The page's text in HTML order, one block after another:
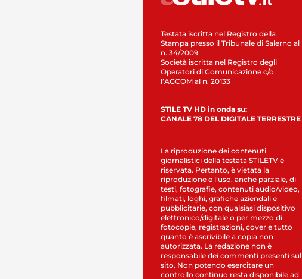
Testata iscritta nel Registro della
Stampa presso il Tribunale di Salerno al
n. 34/2009
Società iscritta nel Registro degli
Operatori di Comunicazione c/o
l’AGCOM al n. 20133
STILE TV HD in onda su:
CANALE 78 DEL DIGITALE TERRESTRE
La riproduzione dei contenuti
giornalistici della testata STILETV è
riservata. Pertanto, è vietata la
riproduzione e l’uso, anche parziale, di
testi, fotografie, contenuti audio/video,
filmati, loghi, grafiche aziendali e
pubblicitarie, con qualsiasi dispositivo
elettronico/digitale o per mezzo di
fotocopie, registrazioni, cover e tutto
quanto è ascrivibile a copia non
autorizzata. La redazione non è
responsabile dei commenti presenti sul
sito. Non potendo esercitare un
controllo continuo resta disponibile ad